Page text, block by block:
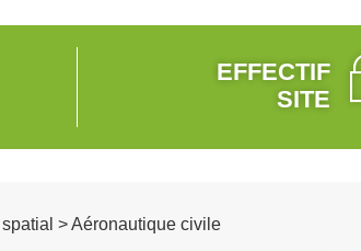
EFFECTIF
SITE
> Aéronautique civile